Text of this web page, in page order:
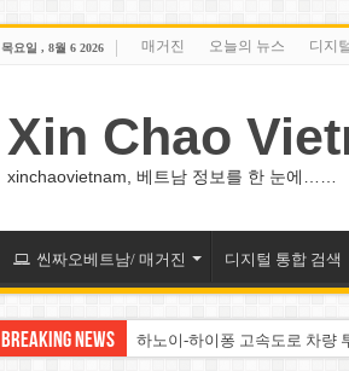
목요일 , 8월 6 2026 매거진 오늘의 뉴스 디지
Xin Chao
xinchaovietnam, 베트남 정보를 한 눈에……
씬짜오베트남/ 매거진 디지털 통합 검색
Breaking News 하노이-하이퐁 고속도로 차량